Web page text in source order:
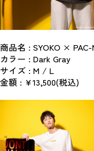
商品名 : SYOKO × PAC-
カラー : Dark Gray
サイズ : M / L
金額 : ¥13,500(税込)